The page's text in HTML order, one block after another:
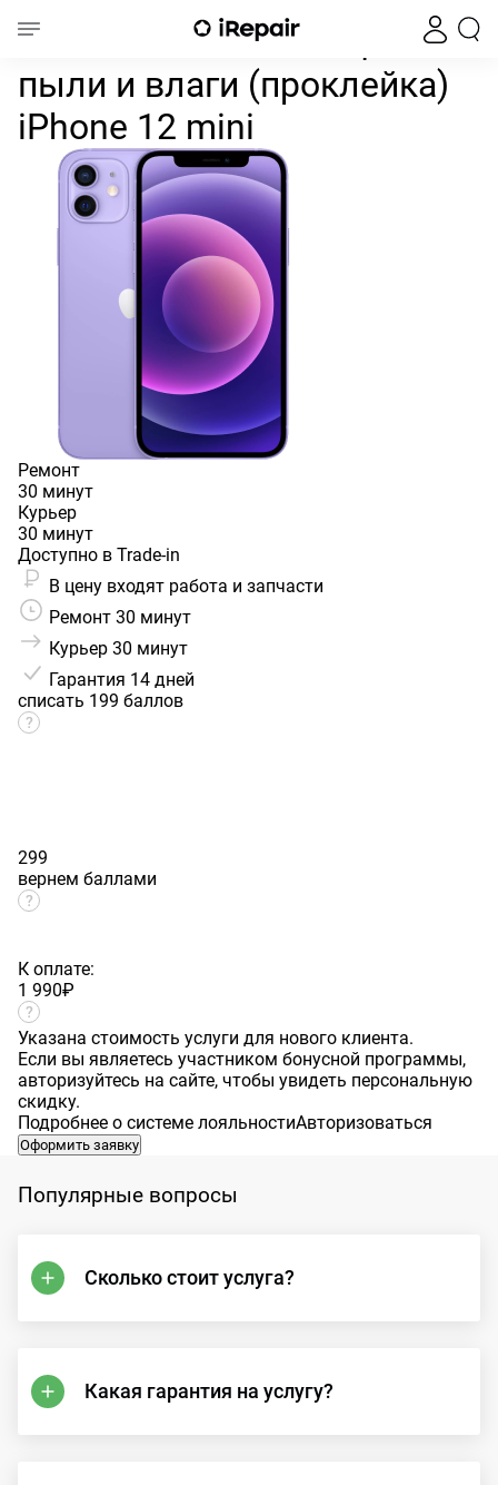
Восстановление защиты от
Восстановление защиты от
пыли и влаги (проклейка)
iPhone 12 mini
Ремонт
30 минут
Курьер
30 минут
Доступно в Trade-in
В цену входят работа и запчасти
Ремонт 30 минут
Курьер 30 минут
Гарантия 14 дней
списать 199 баллов
299
вернем баллами
К оплате:
1 990₽
Указана стоимость услуги для нового клиента.
Если вы являетесь участником бонусной программы,
авторизуйтесь на сайте, чтобы увидеть персональную
скидку.
Подробнее о системе лояльностиАвторизоваться
Оформить заявку
Популярные вопросы
Сколько стоит услуга?
Какая гарантия на услугу?